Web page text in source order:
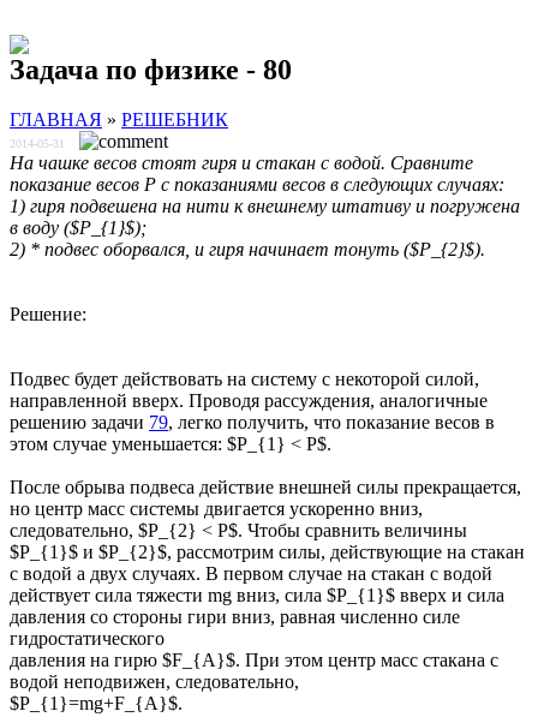
Задача по физике - 80
ГЛАВНАЯ » РЕШЕБНИК
2014-05-31
На чашке весов стоят гиря и стакан с водой. Сравните
показание весов Р с показаниями весов в следующих случаях:
1) гиря подвешена на нити к внешнему штативу и погружена
в воду ($P_{1}$);
2) * подвес оборвался, и гиря начинает тонуть ($P_{2}$).
Решение:
Подвес будет действовать на систему с некоторой силой,
направленной вверх. Проводя рассуждения, аналогичные
решению задачи 79, легко получить, что показание весов в
этом случае уменьшается: $P_{1} < P$.
После обрыва подвеса действие внешней силы прекращается,
но центр масс системы двигается ускоренно вниз,
следовательно, $P_{2} < P$. Чтобы сравнить величины
$P_{1}$ и $P_{2}$, рассмотрим силы, действующие на стакан
с водой а двух случаях. В первом случае на стакан с водой
действует сила тяжести mg вниз, сила $P_{1}$ вверх и сила
давления со стороны гири вниз, равная численно силе
гидростатического
давления на гирю $F_{A}$. При этом центр масс стакана с
водой неподвижен, следовательно,
$P_{1}=mg+F_{A}$.